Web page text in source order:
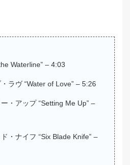
Waterline” – 4:03
ラヴ “Water of Love” – 5:26
・アップ “Setting Me Up” –
・ナイフ “Six Blade Knife” –